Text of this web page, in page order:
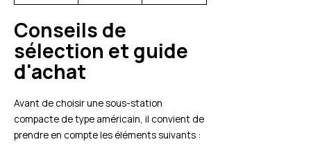
Conseils de
sélection et guide
d'achat
Avant de choisir une sous-station
compacte de type américain, il convient de
prendre en compte les éléments suivants :